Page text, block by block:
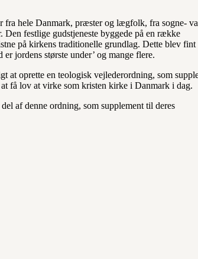
fra hele Danmark, præster og lægfolk, fra sogne-
festlige gudstjeneste byggede på en række
på kirkens traditionelle grundlag. Dette blev fint
jordens største under’ og mange flere.
at oprette en teologisk vejlederordning, som
få lov at virke som kristen kirke i Danmark i dag.
af denne ordning, som supplement til deres